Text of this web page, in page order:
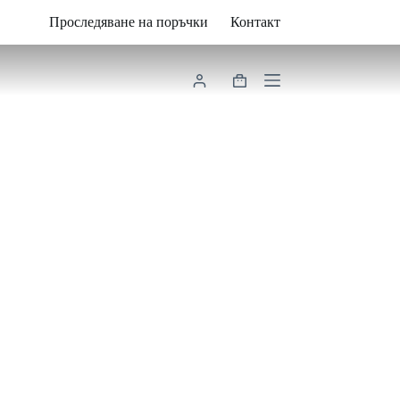
Проследяване на поръчки Контакт
Shopping